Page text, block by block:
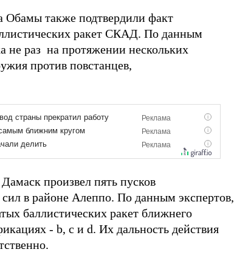
также подтвердили факт
ракет СКАД. По данным
не раз на протяжении нескольких
против повстанцев,
произвел пять пусков
в районе Алеппо. По данным экспертов,
баллистических ракет ближнего
- b, c и d. Их дальность действия